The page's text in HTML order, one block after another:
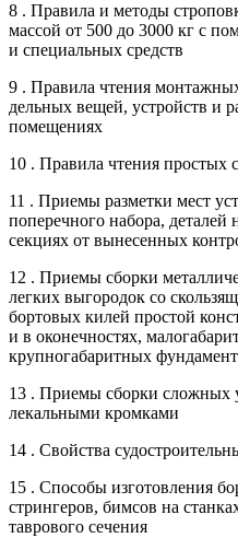
8 . Правила и методы
массой от 500 до 3000 кг с
и специальных средств
9 . Правила чтения
дельных вещей, устройств и
помещениях
10 . Правила чтения простых
11 . Приемы разметки мест
поперечного набора,
секциях от вынесенных
12 . Приемы сборки
легких выгородок со
бортовых килей простой
и в оконечностях,
крупногабаритных
13 . Приемы сборки сложных
лекальными кромками
14 . Свойства
15 . Способы изготовления
стрингеров, бимсов на
таврового сечения